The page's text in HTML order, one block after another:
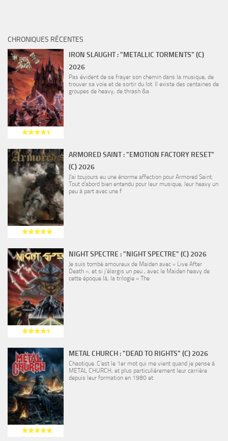
CHRONIQUES RÉCENTES
IRON SLAUGHT : "METALLIC TORMENTS" (C)
2026
Pas évident de se frayer son chemin dans la musique, de
trouver sa voie et de sortir du lot. Il existe des centaines de
groupes de heavy, de thrash &a
ARMORED SAINT : "EMOTION FACTORY RESET"
(C) 2026
J’ai toujours eu une énorme affection pour Armored Saint.
Tout d’abord bien entendu pour leur musique, leur heavy un
peu à part avec une f
NIGHT SPECTRE : "NIGHT SPECTRE" (C) 2026
Je suis tombé amoureux de Maiden avec « Live After
Death », et si j’élargis un peu , avec le Maiden heavy de
cette époque là, la trilogie « The
METAL CHURCH : "DEAD TO RIGHTS" (C) 2026
Chaotique. C’est le 1er mot qui me vient quand je pense à
METAL CHURCH, et plus particulièrement leur carrière
depuis leur formation en 1980 et